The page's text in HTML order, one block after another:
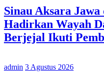
Sinau Aksara Jawa
Hadirkan Wayah
Berjejal Ikuti
admin 3 Agustus 2026